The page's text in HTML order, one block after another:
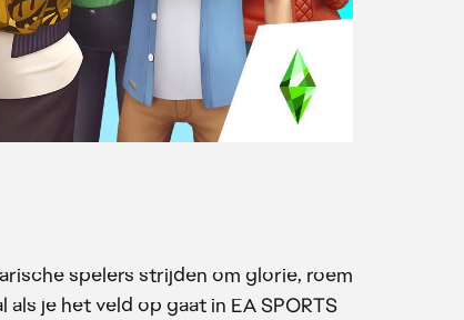
spelers strijden om glorie, roem
je het veld op gaat in EA SPORTS